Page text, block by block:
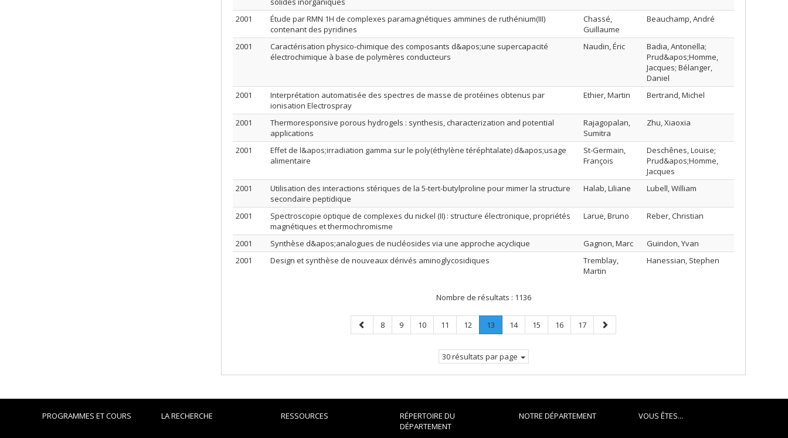
2001
Étude par RMN 1H de complexes paramagnétiques ammines de ruthénium(III)
contenant des pyridines
Chassé,
Guillaume
Beauchamp, André
2001
Caractérisation physico-chimique des composants d&apos;une supercapacité
électrochimique à base de polymères conducteurs
Naudin, Éric
Badia, Antonella;
Prud&apos;Homme,
Jacques; Bélanger,
Daniel
2001
Interprétation automatisée des spectres de masse de protéines obtenus par
ionisation Electrospray
Ethier, Martin Bertrand, Michel
2001
Thermoresponsive porous hydrogels : synthesis, characterization and potential
applications
Rajagopalan,
Sumitra
Zhu, Xiaoxia
2001
Effet de l&apos;irradiation gamma sur le poly(éthylène téréphtalate) d&apos;usage
alimentaire
St-Germain,
François
Deschênes, Louise;
Prud&apos;Homme,
Jacques
2001
Utilisation des interactions stériques de la 5-tert-butylproline pour mimer la structure
secondaire peptidique
Halab, Liliane Lubell, William
2001
Spectroscopie optique de complexes du nickel (II) : structure électronique, propriétés
magnétiques et thermochromisme
Larue, Bruno Reber, Christian
2001 Synthèse d&apos;analogues de nucléosides via une approche acyclique Gagnon, Marc
Guindon, Yvan
2001
Design et synthèse de nouveaux dérivés aminoglycosidiques
Tremblay,
Martin
Hanessian, Stephen
Nombre de résultats : 1136
Page
précédente
Page
8 Page
9 Page
10 Page
11 Page
12 Page
13
Page
Page
14 Page
15 Page
16 Page
17
Page
suivante
30 résultats par page
PROGRAMMES ET COURS LA RECHERCHE RESSOURCES
RÉPERTOIRE DU
DÉPARTEMENT
NOTRE DÉPARTEMENT VOUS ÊTES...